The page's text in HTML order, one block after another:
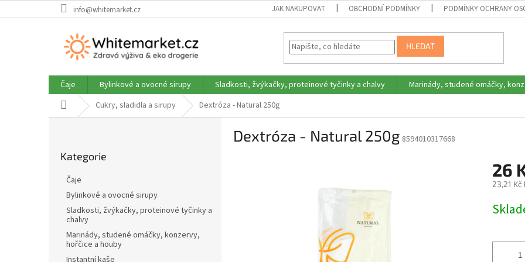
na
info@whitemarket.cz JAK NAKUPOVAT OBCHODNÍ PODMÍNKY PODMÍNKY OCHRANY
HLEDAT
Čaje Bylinkové a ovocné sirupy Sladkosti, žvýkačky, proteinové tyčinky a chalvy Marinády, studené omáčky,
Domů Cukry, sladidla a sirupy Dextróza - Natural 250g
kategorie
Kategorie
Čaje
Bylinkové a ovocné sirupy
Sladkosti, žvýkačky, proteinové tyčinky a
chalvy
Marinády, studené omáčky, konzervy,
hořčice a houby
Instantní kaše
Dextróza - Natural 250g 8594010317668
26
23,21 Kč
cena: